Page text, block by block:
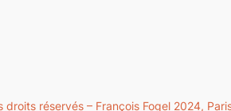
droits réservés – François Fogel 2024,